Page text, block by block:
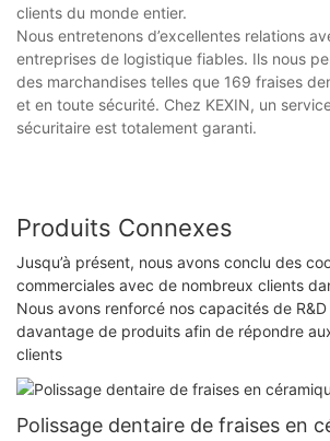
clients du monde entier.
Nous entretenons d’excellentes relations
entreprises de logistique fiables. Ils nous
des marchandises telles que 169 fraises
et en toute sécurité. Chez KEXIN, un
sécuritaire est totalement garanti.
Produits Connexes
Jusqu’à présent, nous avons conclu des
commerciales avec de nombreux clients
Nous avons renforcé nos capacités de
davantage de produits afin de répondre
clients
Polissage dentaire de fraises en